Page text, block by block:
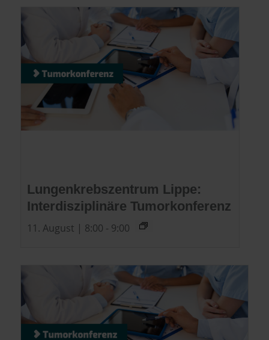
Lungenkrebszentrum Lippe:
Interdisziplinäre Tumorkonferenz
11. August | 8:00 - 9:00